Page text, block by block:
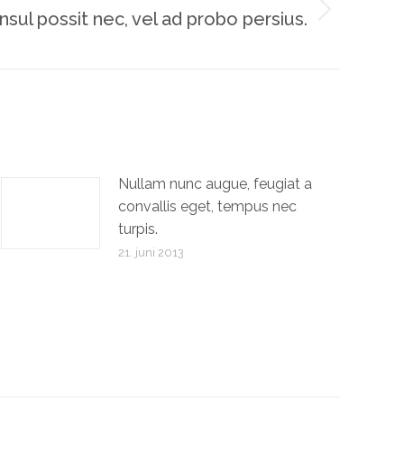
possit nec, vel ad probo persius.
Nullam nunc augue, feugiat a
convallis eget, tempus nec
turpis.
21. juni 2013